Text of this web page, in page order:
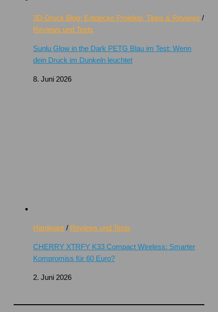
3D-Druck Blog: Entdecke Projekte, Tipps & Reviews /
Reviews und Tests
Sunlu Glow in the Dark PETG Blau im Test: Wenn
dein Druck im Dunkeln leuchtet
8. Juni 2026
Hardware / Reviews und Tests
CHERRY XTRFY K33 Compact Wireless: Smarter
Kompromiss für 60 Euro?
2. Juni 2026